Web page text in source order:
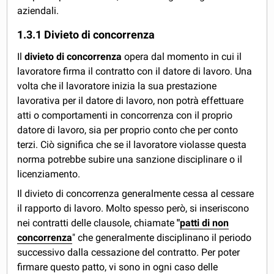
aziendali.
1.3.1 Divieto di concorrenza
Ildivieto di concorrenza opera dal momento in cui il
lavoratore firma il contratto con il datore di lavoro. Una
volta che il lavoratore inizia la sua prestazione
lavorativa per il datore di lavoro, non potrà effettuare
atti o comportamenti in concorrenza con il proprio
datore di lavoro, sia per proprio conto che per conto
terzi. Ciò significa che se il lavoratore violasse questa
norma potrebbe subire una sanzione disciplinare o il
licenziamento.
Il divieto di concorrenza generalmente cessa al cessare
il rapporto di lavoro. Molto spesso però, si inseriscono
nei contratti delle clausole, chiamate"patti di non
concorrenza" che generalmente disciplinano il periodo
successivo dalla cessazione del contratto. Per poter
firmare questo patto, vi sono in ogni caso delle